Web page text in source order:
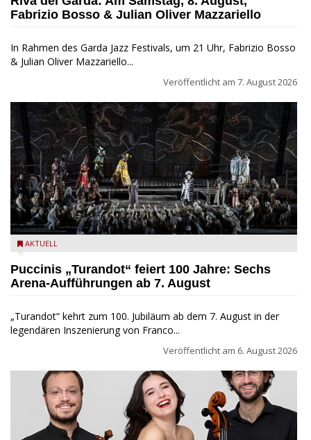
Fabrizio Bosso & Julian Oliver Mazzariello
In Rahmen des Garda Jazz Festivals, um 21 Uhr, Fabrizio Bosso
& Julian Oliver Mazzariello...
Veröffentlicht am 7. August 2026
Turandot in der Arena von Verona - Ennevi für Fondazione
AKTUELL
Puccinis „Turandot“ feiert 100 Jahre: Sechs
Arena-Aufführungen ab 7. August
„Turandot“ kehrt zum 100. Jubiläum ab dem 7. August in der
legendären Inszenierung von Franco...
Veröffentlicht am 6. August 2026